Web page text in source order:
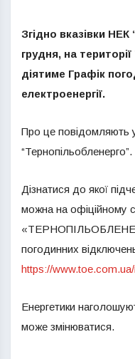
Згідно вказівки НЕК
грудня, на
діятиме Графік
електроенергії.
Про це повідомляють
“Тернопільобленерго”.
Дізнатися до якої
можна на офіційному
погодинних
https://
Енергетики
може змінюватися.